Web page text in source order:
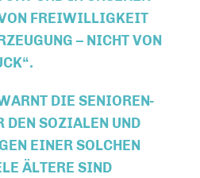
FREIWILLIGKEIT
– NICHT VON
DIE SENIOREN-
DEN SOZIALEN UND
EINER SOLCHEN
ÄLTERE SIND G